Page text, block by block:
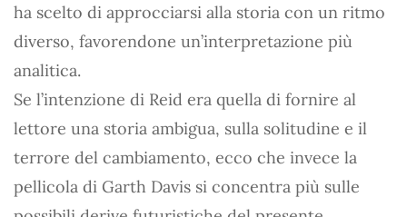
ha scelto di approcciarsi alla storia con un ritmo
diverso, favorendone un’interpretazione più
analitica.
Se l’intenzione di Reid era quella di fornire al
lettore una storia ambigua, sulla solitudine e il
terrore del cambiamento, ecco che invece la
pellicola di Garth Davis si concentra più sulle